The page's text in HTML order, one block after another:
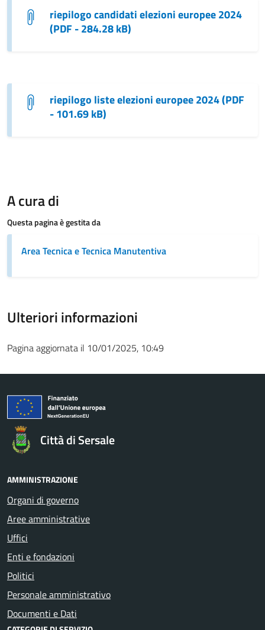
riepilogo candidati elezioni europee 2024
(PDF - 284.28 kB)
riepilogo liste elezioni europee 2024 (PDF
- 101.69 kB)
A cura di
Questa pagina è gestita da
Area Tecnica e Tecnica Manutentiva
Ulteriori informazioni
Pagina aggiornata il 10/01/2025, 10:49
Città di Sersale
AMMINISTRAZIONE
Organi di governo
Aree amministrative
Uffici
Enti e fondazioni
Politici
Personale amministrativo
Documenti e Dati